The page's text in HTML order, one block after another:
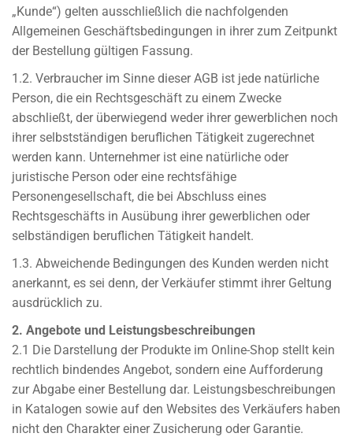
„Kunde“) gelten ausschließlich die nachfolgenden
Allgemeinen Geschäftsbedingungen in ihrer zum Zeitpunkt
der Bestellung gültigen Fassung.
1.2. Verbraucher im Sinne dieser AGB ist jede natürliche
Person, die ein Rechtsgeschäft zu einem Zwecke
abschließt, der überwiegend weder ihrer gewerblichen noch
ihrer selbstständigen beruflichen Tätigkeit zugerechnet
werden kann. Unternehmer ist eine natürliche oder
juristische Person oder eine rechtsfähige
Personengesellschaft, die bei Abschluss eines
Rechtsgeschäfts in Ausübung ihrer gewerblichen oder
selbständigen beruflichen Tätigkeit handelt.
1.3. Abweichende Bedingungen des Kunden werden nicht
anerkannt, es sei denn, der Verkäufer stimmt ihrer Geltung
ausdrücklich zu.
2. Angebote und Leistungsbeschreibungen
2.1 Die Darstellung der Produkte im Online-Shop stellt kein
rechtlich bindendes Angebot, sondern eine Aufforderung
zur Abgabe einer Bestellung dar. Leistungsbeschreibungen
in Katalogen sowie auf den Websites des Verkäufers haben
nicht den Charakter einer Zusicherung oder Garantie.